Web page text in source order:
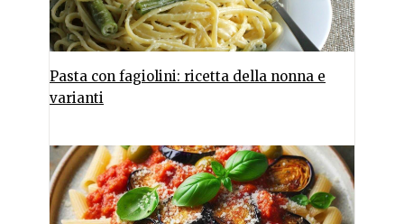
Pasta con fagiolini: ricetta della nonna e
varianti